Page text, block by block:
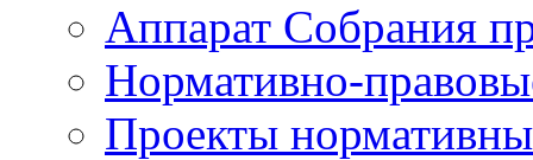
Аппарат Собрания
Нормативно-
Проекты